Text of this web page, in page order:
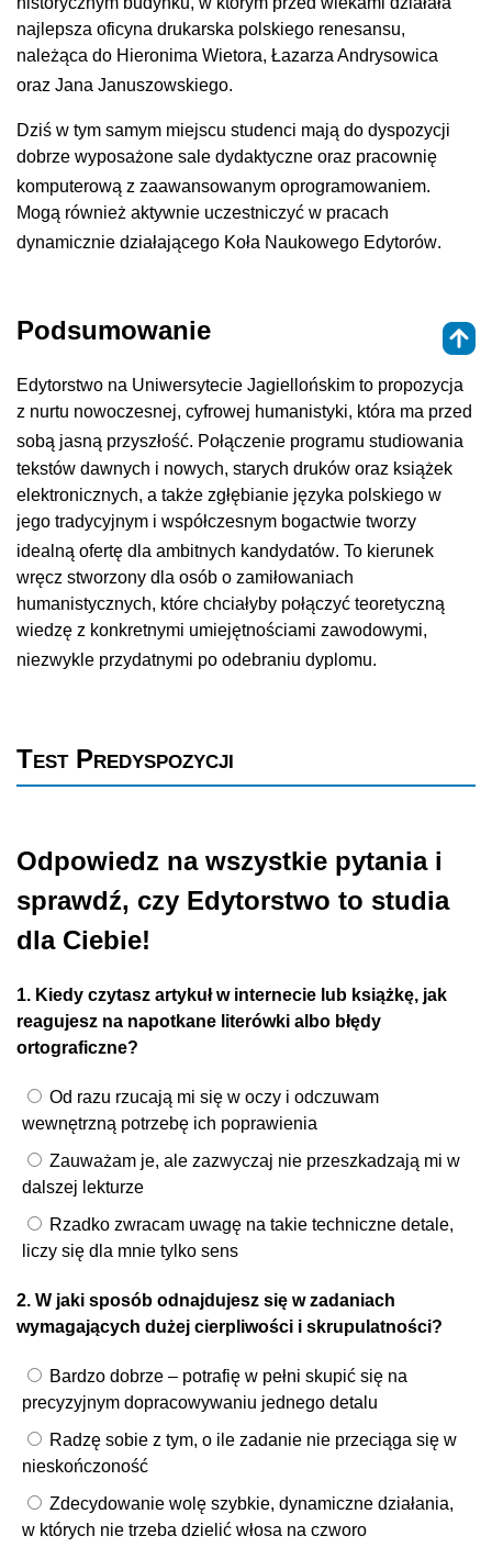
najlepsza oficyna drukarska polskiego renesansu,
należąca do Hieronima Wietora, Łazarza Andrysowica
oraz Jana Januszowskiego.
Dziś w tym samym miejscu studenci mają do dyspozycji
dobrze wyposażone sale dydaktyczne oraz pracownię
komputerową z zaawansowanym oprogramowaniem.
Mogą również aktywnie uczestniczyć w pracach
dynamicznie działającego Koła Naukowego Edytorów.
Podsumowanie
Edytorstwo na Uniwersytecie Jagiellońskim to propozycja
z nurtu nowoczesnej, cyfrowej humanistyki, która ma przed
sobą jasną przyszłość. Połączenie programu studiowania
tekstów dawnych i nowych, starych druków oraz książek
elektronicznych, a także zgłębianie języka polskiego w
jego tradycyjnym i współczesnym bogactwie tworzy
idealną ofertę dla ambitnych kandydatów. To kierunek
wręcz stworzony dla osób o zamiłowaniach
humanistycznych, które chciałyby połączyć teoretyczną
wiedzę z konkretnymi umiejętnościami zawodowymi,
niezwykle przydatnymi po odebraniu dyplomu.
Test Predyspozycji
Odpowiedz na wszystkie pytania i
sprawdź, czy Edytorstwo to studia
dla Ciebie!
1. Kiedy czytasz artykuł w internecie lub książkę, jak
reagujesz na napotkane literówki albo błędy
ortograficzne?
Od razu rzucają mi się w oczy i odczuwam
wewnętrzną potrzebę ich poprawienia
Zauważam je, ale zazwyczaj nie przeszkadzają mi w
dalszej lekturze
Rzadko zwracam uwagę na takie techniczne detale,
liczy się dla mnie tylko sens
2. W jaki sposób odnajdujesz się w zadaniach
wymagających dużej cierpliwości i skrupulatności?
Bardzo dobrze – potrafię w pełni skupić się na
precyzyjnym dopracowywaniu jednego detalu
Radzę sobie z tym, o ile zadanie nie przeciąga się w
nieskończoność
Zdecydowanie wolę szybkie, dynamiczne działania,
w których nie trzeba dzielić włosa na czworo